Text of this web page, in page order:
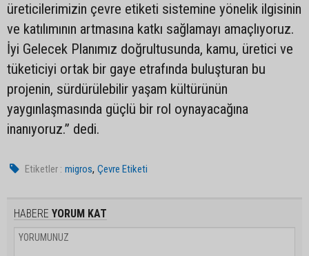
üreticilerimizin çevre etiketi sistemine yönelik ilgisinin
ve katılımının artmasına katkı sağlamayı amaçlıyoruz.
İyi Gelecek Planımız doğrultusunda, kamu, üretici ve
tüketiciyi ortak bir gaye etrafında buluşturan bu
projenin, sürdürülebilir yaşam kültürünün
yaygınlaşmasında güçlü bir rol oynayacağına
inanıyoruz.” dedi.
Etiketler : migros,Çevre Etiketi
HABERE YORUM KAT